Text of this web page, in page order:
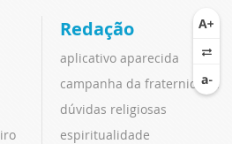
Redação
aplicativo aparecida
campanha da fraternidade
dúvidas religiosas
espiritualidade